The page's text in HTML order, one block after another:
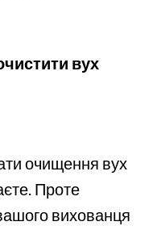
вух
очищення вух
Проте
вихованця